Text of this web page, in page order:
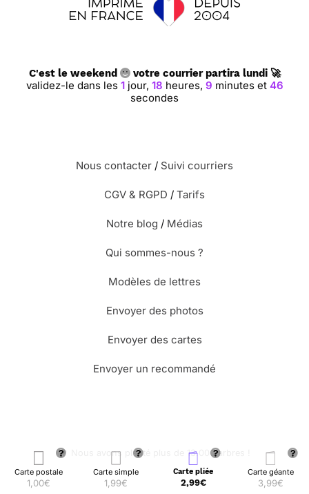
Carte postale
1,00€
Carte simple
1,99€
Carte pliée
2,99€
Carte géante
3,99€
C'est le weekend votre courrier partira lundi 🚀
validez-le dans les 1jour, 18 heures, 9 minutes et 46
secondes
Nous contacter / Suivi courriers
CGV & RGPD / Tarifs
Notre blog / Médias
Qui sommes-nous ?
Modèles de lettres
Envoyer des photos
Envoyer des cartes
Envoyer un recommandé
🌳 Nous avons planté plus de 13.000 arbres !